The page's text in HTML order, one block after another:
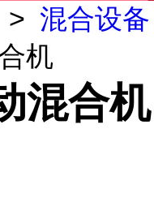
> 混合设备
机
混合机